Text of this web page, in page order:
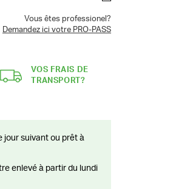
Vous êtes professionel?
Demandez ici votre PRO-PASS
VOS FRAIS DE
TRANSPORT?